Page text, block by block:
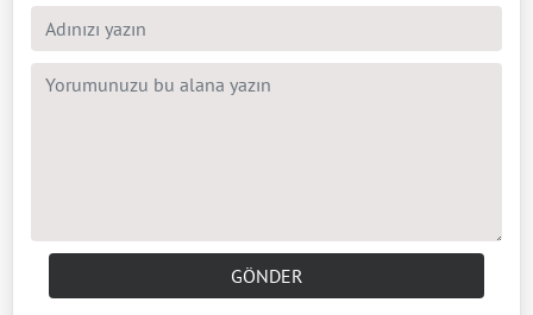
GÖNDER